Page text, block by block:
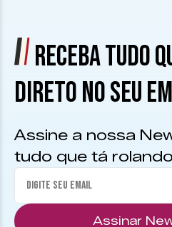
RECEBA TUDO
DIRETO NO SEU
Assine a nossa
tudo que tá
Assinar